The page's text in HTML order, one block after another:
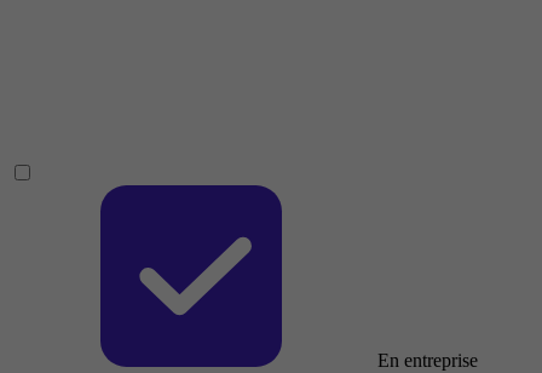
En entreprise